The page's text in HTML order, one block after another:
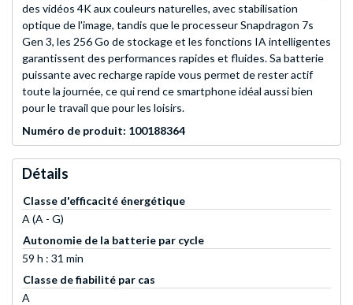
des vidéos 4K aux couleurs naturelles, avec stabilisation
optique de l'image, tandis que le processeur Snapdragon 7s
Gen 3, les 256 Go de stockage et les fonctions IA intelligentes
garantissent des performances rapides et fluides. Sa batterie
puissante avec recharge rapide vous permet de rester actif
toute la journée, ce qui rend ce smartphone idéal aussi bien
pour le travail que pour les loisirs.
Numéro de produit: 100188364
Détails
Classe d'efficacité énergétique
A (A - G)
Autonomie de la batterie par cycle
59 h : 31 min
Classe de fiabilité par cas
A